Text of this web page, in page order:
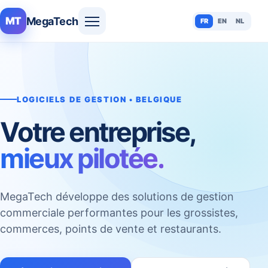
MT MegaTech FR EN NL
LOGICIELS DE GESTION • BELGIQUE
Votre entreprise,
mieux pilotée.
MegaTech développe des solutions de gestion
commerciale performantes pour les grossistes,
commerces, points de vente et restaurants.